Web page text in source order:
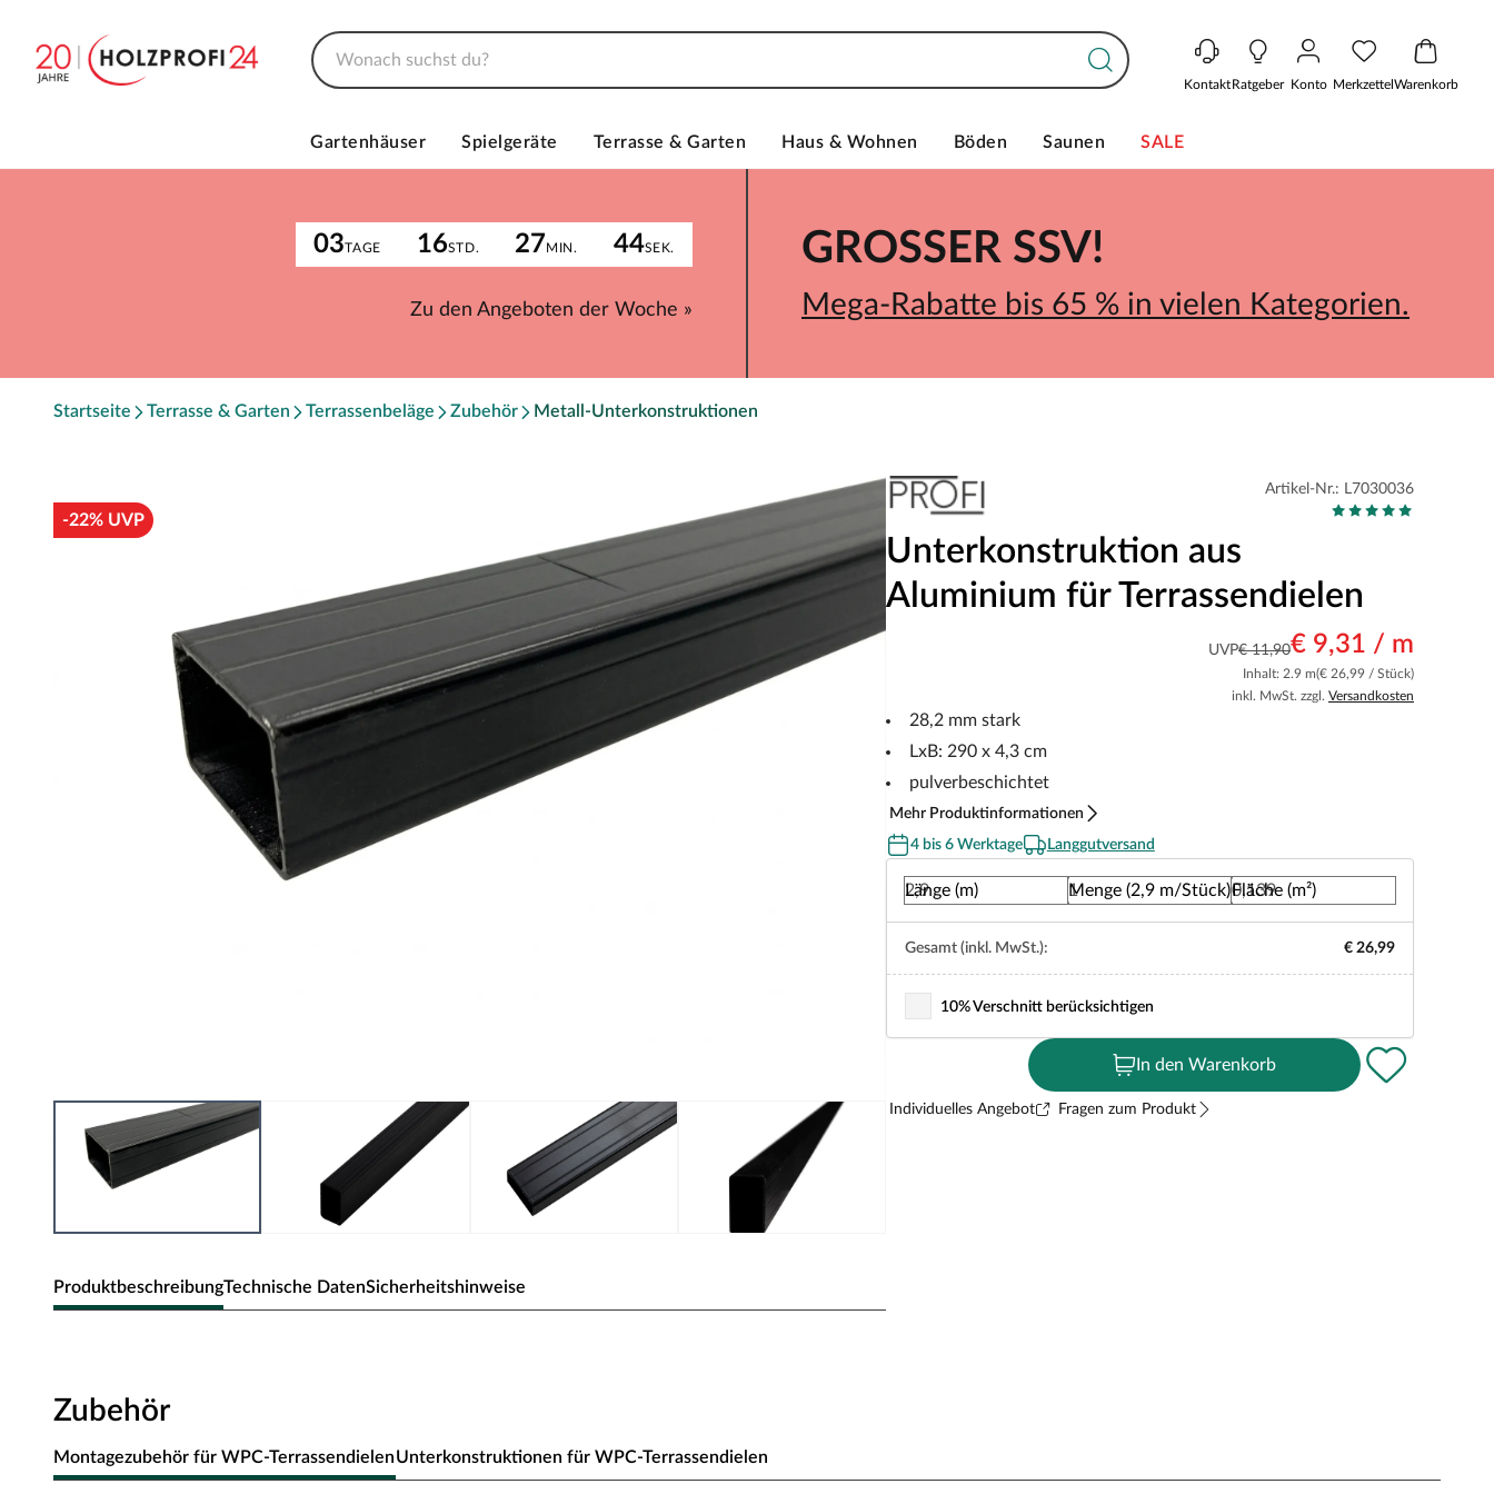
KontaktRatgeber Konto MerkzettelWarenkorb
Gartenhäuser Spielgeräte Terrasse & Garten Haus & Wohnen Böden Saunen SALE
03TAGE 16STD. 27MIN. 44SEK.
Zu den Angeboten der Woche »
GROSSER SSV!
Mega-Rabatte bis 65 % in vielen Kategorien.
Startseite Terrasse & Garten Terrassenbeläge Zubehör Metall-Unterkonstruktionen
-22% UVP
ProduktbeschreibungTechnische DatenSicherheitshinweise
zum Bau der Rahmenkonstruktion unter Terrassendecks.
Montagefreundlich
Die Aluminiumträger sind leicht und biegesteif, ähnlich wie Vollholz. Die Rahmenstücke werden mit Aluverbindern
Artikel-Nr.: L7030036
Unterkonstruktion aus
Aluminium für Terrassendielen
UVP€ 11,90€ 9,31 / m
Inhalt: 2.9 m(€ 26,99 / Stück)
inkl. MwSt. zzgl. Versandkosten
28,2 mm stark
LxB: 290 x 4,3 cm
pulverbeschichtet
Mehr Produktinformationen
4 bis 6 Werktage
Langgutversand
Länge (m) Menge (2,9 m/Stück)Fläche (m²)
Gesamt (inkl. MwSt.): € 26,99
10% Verschnitt berücksichtigen
In den Warenkorb
Individuelles Angebot Fragen zum Produkt
Zubehör
Montagezubehör für WPC-TerrassendielenUnterkonstruktionen für WPC-Terrassendielen